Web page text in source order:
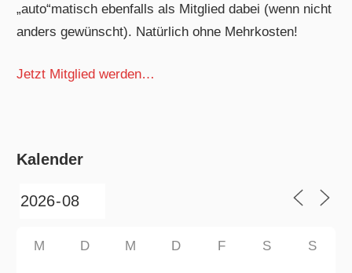
„auto“matisch ebenfalls als Mitglied dabei (wenn nicht
anders gewünscht). Natürlich ohne Mehrkosten!
Jetzt Mitglied werden…
Kalender
M D M D F S S